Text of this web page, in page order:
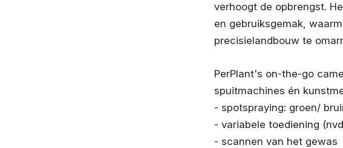
verhoogt de opbrengst.
en gebruiksgemak,
precisielandbouw te
PerPlant's on-the-go
spuitmachines én
- spotspraying: groen/
- variabele toediening
- scannen van het gewas